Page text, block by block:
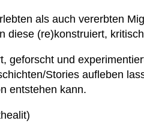
als auch vererbten
diese (re)konstruiert,
geforscht und
Stories aufleben
entstehen kann.
)